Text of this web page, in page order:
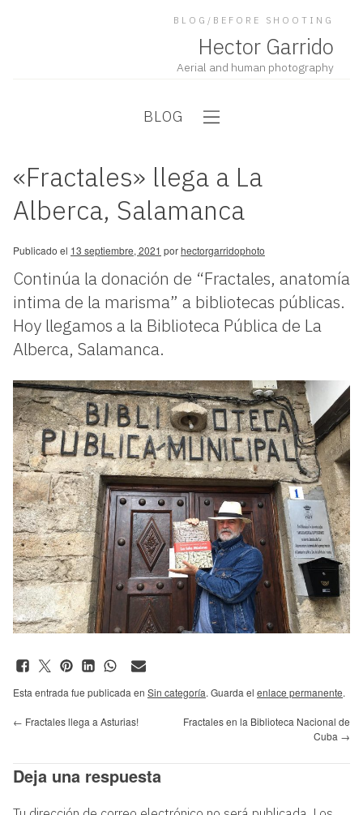
BLOG/BEFORE SHOOTING
Hector Garrido
Aerial and human photography
BLOG
«Fractales» llega a La
Alberca, Salamanca
Publicado el 13 septiembre, 2021 porhectorgarridophoto
Continúa la donación de “Fractales, anatomía
intima de la marisma” a bibliotecas públicas.
Hoy llegamos a la Biblioteca Pública de La
Alberca, Salamanca.
Esta entrada fue publicada en Sin categoría. Guarda el enlace permanente.
← Fractales llega a Asturias!
Fractales en la Biblioteca Nacional de
Cuba →
Deja una respuesta